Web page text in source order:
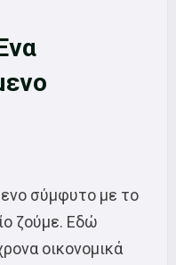
σύμφυτο με το
ζούμε. Εδώ
οικονομικά